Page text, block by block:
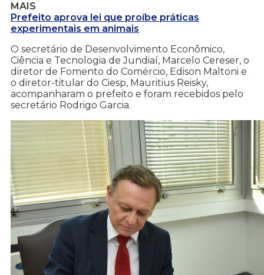
MAIS
Prefeito aprova lei que proíbe práticas
experimentais em animais
O secretário de Desenvolvimento Econômico,
Ciência e Tecnologia de Jundiaí, Marcelo Cereser, o
diretor de Fomento do Comércio, Edison Maltoni e
o diretor-titular do Ciesp, Mauritius Reisky,
acompanharam o prefeito e foram recebidos pelo
secretário Rodrigo Garcia.